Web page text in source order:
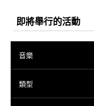
出任總編導，文史學
括製作人李東、作曲
舞台美術設計秦立運
涵，以及編導李宏鈞
雪，仲有多媒體設計
徐彬同道具設計雷鵬
陣容，以新疆藝術劇
即將舉行的活動
音樂
類型